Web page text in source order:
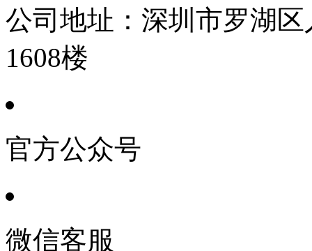
公司地址： 深圳市罗湖
1608楼
官方公众号
微信客服